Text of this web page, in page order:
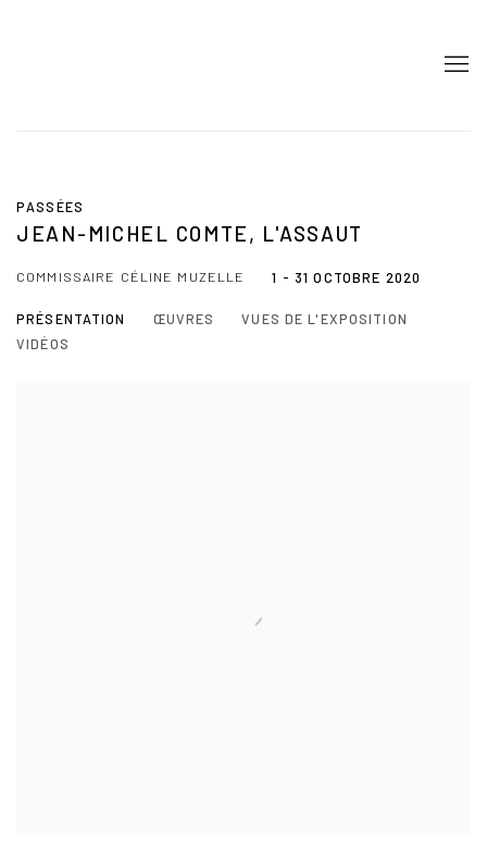
PASSÉES
JEAN-MICHEL COMTE, L'ASSAUT
COMMISSAIRE CÉLINE MUZELLE 1 - 31 OCTOBRE 2020
PRÉSENTATION ŒUVRES
VUES DE L'EXPOSITION
VIDÉOS